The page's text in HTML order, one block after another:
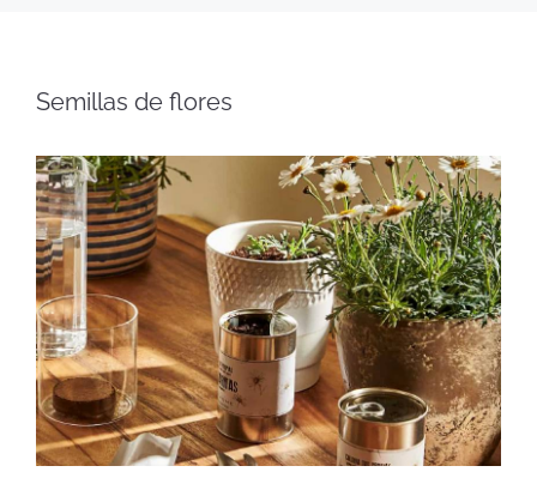
Semillas de flores